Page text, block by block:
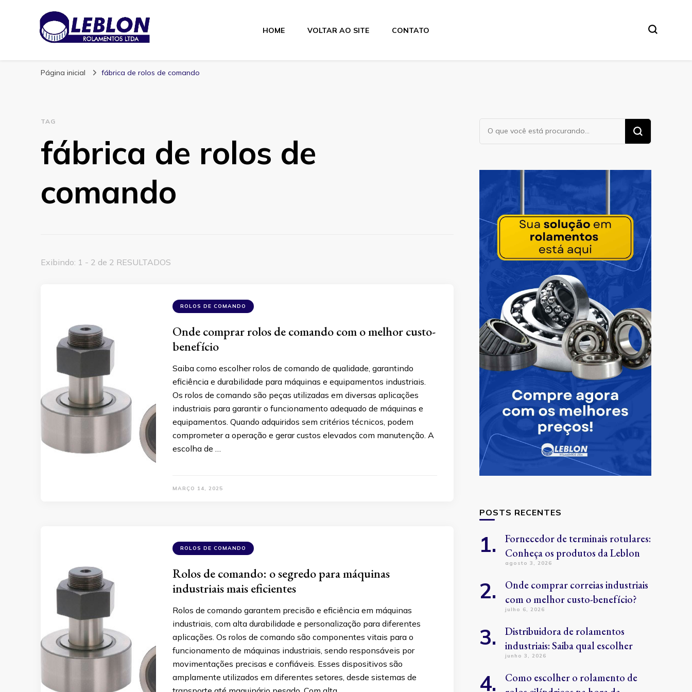
Blog | Leblon Rolamentos
HOME VOLTAR AO SITE CONTATO
Página inicial fábrica de rolos de comando
TAG
fábrica de rolos de
comando
Exibindo: 1 - 2 de 2 RESULTADOS
ROLOS DE COMANDO
Onde comprar rolos de comando com o melhor custo-
benefício
Saiba como escolher rolos de comando de qualidade, garantindo
eficiência e durabilidade para máquinas e equipamentos industriais.
Os rolos de comando são peças utilizadas em diversas aplicações
industriais para garantir o funcionamento adequado de máquinas e
equipamentos. Quando adquiridos sem critérios técnicos, podem
comprometer a operação e gerar custos elevados com manutenção. A
escolha de …
MARÇO 14, 2025
ROLOS DE COMANDO
Rolos de comando: o segredo para máquinas
industriais mais eficientes
Rolos de comando garantem precisão e eficiência em máquinas
industriais, com alta durabilidade e personalização para diferentes
aplicações. Os rolos de comando são componentes vitais para o
funcionamento de máquinas industriais, sendo responsáveis por
movimentações precisas e confiáveis. Esses dispositivos são
amplamente utilizados em diferentes setores, desde sistemas de
Procurando
algo?
POSTS RECENTES
Fornecedor de terminais rotulares:
Conheça os produtos da Leblon
agosto 3, 2026
Onde comprar correias industriais
com o melhor custo-benefício?
julho 6, 2026
Distribuidora de rolamentos
industriais: Saiba qual escolher
junho 3, 2026
Como escolher o rolamento de